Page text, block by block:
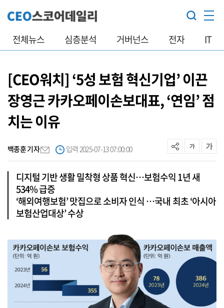
전체뉴스 심층분석 거버넌스 전자 IT
[CEO워치] ‘5성 보험 혁신기업’ 이끈
장영근 카카오페이손보대표, ‘연임’ 점
치는 이유
백종훈 기자 입력 2025-07-13 07:00:00
디지털 기반 생활 밀착형 상품 혁신…보험수익 1년 새
534% 급증
‘해외여행보험’ 맛집으로 소비자 인식 …국내 최초 ‘아시아
보험산업대상’ 수상